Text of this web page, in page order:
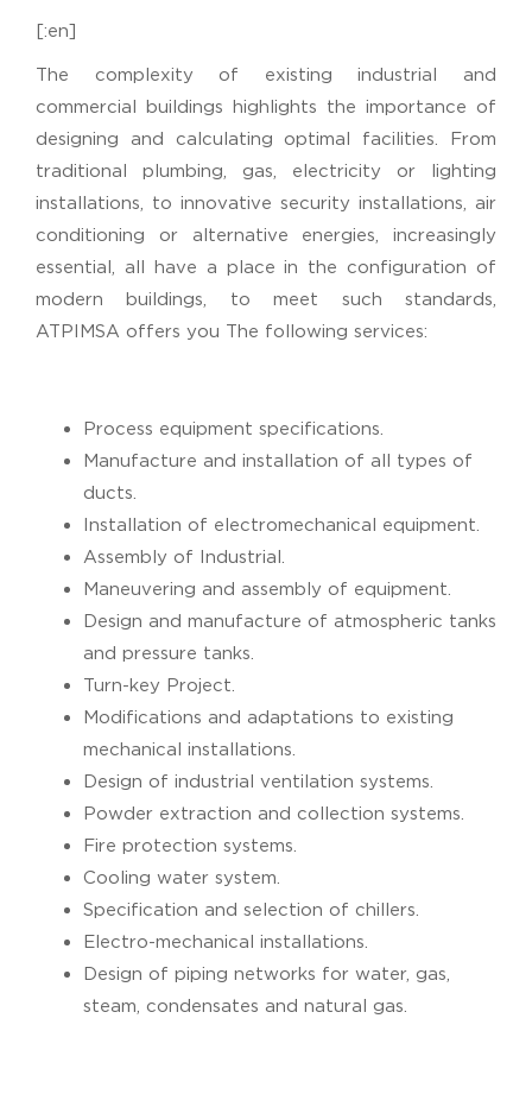
[:en]
The complexity of existing industrial and
commercial buildings highlights the importance of
designing and calculating optimal facilities. From
traditional plumbing, gas, electricity or lighting
installations, to innovative security installations, air
conditioning or alternative energies, increasingly
essential, all have a place in the configuration of
modern buildings, to meet such standards,
ATPIMSA offers you The following services:
Process equipment specifications.
Manufacture and installation of all types of
ducts.
Installation of electromechanical equipment.
Assembly of Industrial.
Maneuvering and assembly of equipment.
Design and manufacture of atmospheric tanks
and pressure tanks.
Turn-key Project.
Modifications and adaptations to existing
mechanical installations.
Design of industrial ventilation systems.
Powder extraction and collection systems.
Fire protection systems.
Cooling water system.
Specification and selection of chillers.
Electro-mechanical installations.
Design of piping networks for water, gas,
steam, condensates and natural gas.